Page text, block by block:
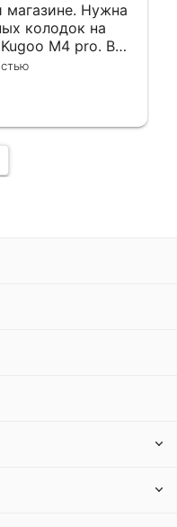
магазине. Нужна
колодок на
M4 pro. Всё
в максимально
в этот